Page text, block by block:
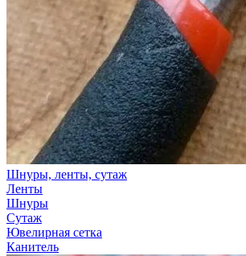
Шнуры, ленты, сутаж
Ленты
Шнуры
Сутаж
Ювелирная сетка
Канитель